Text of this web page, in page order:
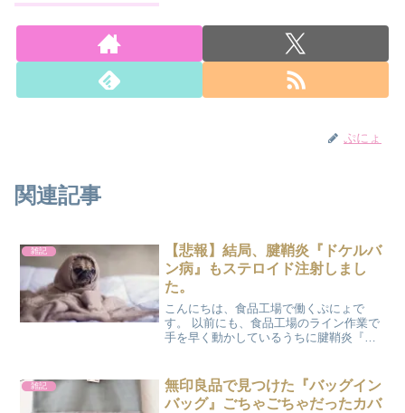
ぷにょ
関連記事
雑記
【悲報】結局、腱鞘炎『ドケルバ
ン病』もステロイド注射しまし
た。
こんにちは、食品工場で働くぷにょで
す。 以前にも、食品工場のライン作業で
手を早く動かしているうちに腱鞘炎『バ
した。 その後は痛みも消えて、すこぶる
調子よくライン作業が出来...
雑記
無印良品で見つけた『バッグイン
バッグ』ごちゃごちゃだったカバ